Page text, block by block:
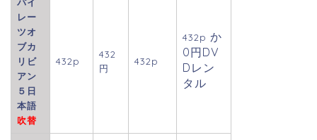
パイ
レー
ツオ
ブカ
リビ
アン
５日
本語
吹替
432p
432
円
432p
432p か
0円DV
Dレン
タル